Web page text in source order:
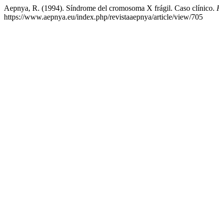
Aepnya, R. (1994). Síndrome del cromosoma X frágil. Caso clínico.
https://www.aepnya.eu/index.php/revistaaepnya/article/view/705